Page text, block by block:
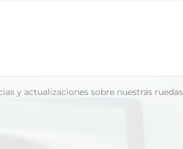
y actualizaciones sobre nuestras ruedas